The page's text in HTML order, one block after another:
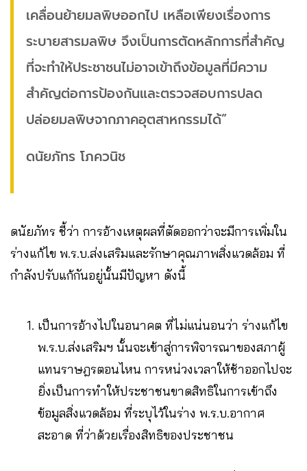
เคลื่อนย้ายมลพิษออกไป เหลือเพียงเรื่องการ
ระบายสารมลพิษ จึงเป็นการตัดหลักการที่สำคัญ
ที่จะทำให้ประชาชนไม่อาจเข้าถึงข้อมูลที่มีความ
สำคัญต่อการป้องกันและตรวจสอบการปลด
ปล่อยมลพิษจากภาคอุตสาหกรรมได้”
ดนัยภัทร โภควนิช
ดนัยภัทร ชี้ว่า การอ้างเหตุผลที่ตัดออกว่าจะมีการเพิ่มใน
ร่างแก้ไข พ.ร.บ.ส่งเสริมและรักษาคุณภาพสิ่งแวดล้อม ที่
กำลังปรับแก้กันอยู่นั้นมีปัญหา ดังนี้
เป็นการอ้างไปในอนาคต ที่ไม่แน่นอนว่า ร่างแก้ไข
พ.ร.บ.ส่งเสริมฯ นั้นจะเข้าสู่การพิจารณาของสภาผู้
แทนราษฎรตอนไหน การหน่วงเวลาให้ช้าออกไปจะ
ยิ่งเป็นการทำให้ประชาชนขาดสิทธิในการเข้าถึง
ข้อมูลสิ่งแวดล้อม ที่ระบุไว้ในร่าง พ.ร.บ.อากาศ
สะอาด ที่ว่าด้วยเรื่องสิทธิของประชาชน